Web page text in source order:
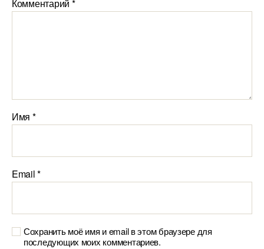
Комментарий *
Имя *
Email*
Сохранить моё имя и email в этом браузере для
последующих моих комментариев.